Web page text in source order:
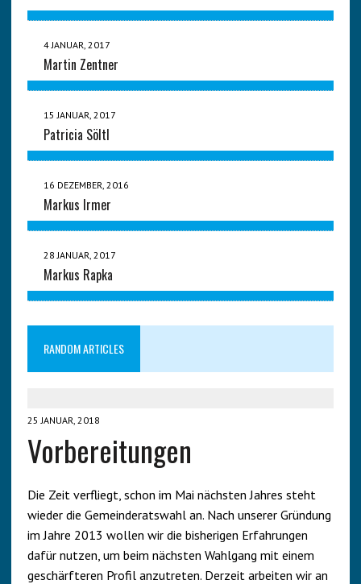
4 JANUAR, 2017
Martin Zentner
15 JANUAR, 2017
Patricia Söltl
16 DEZEMBER, 2016
Markus Irmer
28 JANUAR, 2017
Markus Rapka
RANDOM ARTICLES
25 JANUAR, 2018
Vorbereitungen
Die Zeit verfliegt, schon im Mai nächsten Jahres steht
wieder die Gemeinderatswahl an. Nach unserer Gründung
im Jahre 2013 wollen wir die bisherigen Erfahrungen
dafür nutzen, um beim nächsten Wahlgang mit einem
geschärfteren Profil anzutreten. Derzeit arbeiten wir an